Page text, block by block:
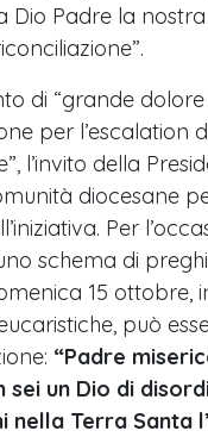
Dio Padre la
di “grande
per l’escalation
l’invito della
diocesane
Per
schema di
15 ottobre,
può
“Padre
sei un Dio di
nella Terra Santa